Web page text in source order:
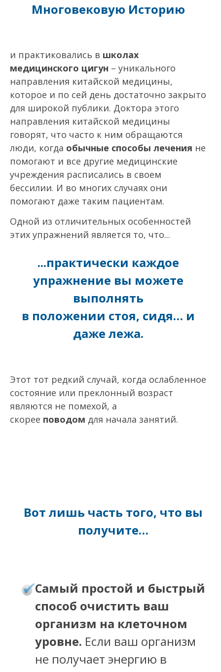
Многовековую Историю
и практиковались в школах
медицинского цигун – уникального
направления китайской медицины,
которое и по сей день достаточно закрыто
для широкой публики. Доктора этого
направления китайской медицины
говорят, что часто к ним обращаются
люди, когда обычные способы лечения не
помогают и все другие медицинские
учреждения расписались в своем
бессилии. И во многих случаях они
помогают даже таким пациентам.
Одной из отличительных особенностей
этих упражнений является то, что...
...практически каждое
упражнение вы можете
выполнять
в положении стоя, сидя… и
даже лежа.
Этот тот редкий случай, когда ослабленное
состояние или преклонный возраст
являются не помехой, а
скорее поводом для начала занятий.
Вот лишь часть того, что вы
получите…
Самый простой и быстрый
способ очистить ваш
организм на клеточном
уровне. Если ваш организм
не получает энергию в